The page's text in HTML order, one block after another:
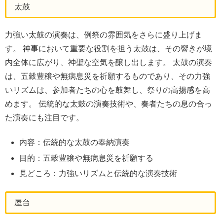
太鼓
力強い太鼓の演奏は、例祭の雰囲気をさらに盛り上げま
す。 神事において重要な役割を担う太鼓は、その響きが境
内全体に広がり、神聖な空気を醸し出します。 太鼓の演奏
は、五穀豊穣や無病息災を祈願するものであり、その力強
いリズムは、参加者たちの心を鼓舞し、祭りの高揚感を高
めます。 伝統的な太鼓の演奏技術や、奏者たちの息の合っ
た演奏にも注目です。
内容：伝統的な太鼓の奉納演奏
目的：五穀豊穣や無病息災を祈願する
見どころ：力強いリズムと伝統的な演奏技術
屋台